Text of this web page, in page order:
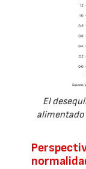
El
alimentado